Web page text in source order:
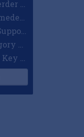
EK Retail Customer Support Omnichannel